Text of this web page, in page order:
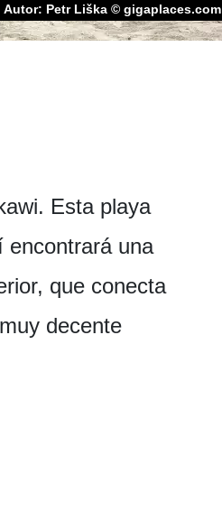
Autor: Petr Liška © gigaplaces.com
Esta playa
encontrará una
que conecta
decente